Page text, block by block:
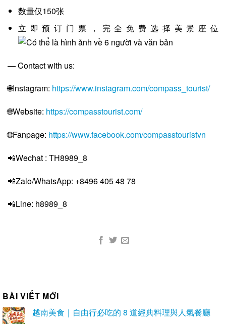
数量仅150张
立即预订门票，完全免费选择美景座位
— Contact with us:
🌐Instagram: https://www.instagram.com/compass_tourist/
🌐Website: https://compasstourist.com/
🌐Fanpage: https://www.facebook.com/compasstouristvn
📲Wechat : TH8989_8
📲Zalo/WhatsApp: +8496 405 48 78
📲Line: h8989_8
BÀI VIẾT MỚI
越南美食｜自由行必吃的 8 道經典料理與人氣餐廳